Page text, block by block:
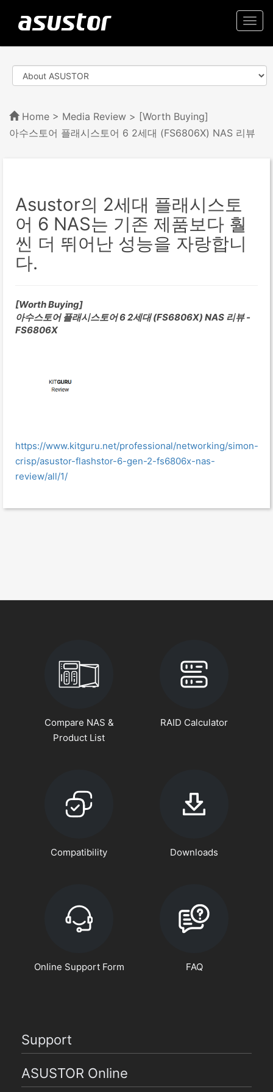
Home > Media Review > [Worth Buying]
아수스토어 플래시스토어 6 2세대 (FS6806X) NAS 리뷰
Asustor의 2세대 플래시스토
어 6 NAS는 기존 제품보다 훨
씬 더 뛰어난 성능을 자랑합니
다.
[Worth Buying]
아수스토어 플래시스토어 6 2세대 (FS6806X) NAS 리뷰 -
FS6806X
https://www.kitguru.net/professional/networking/simon-
crisp/asustor-flashstor-6-gen-2-fs6806x-nas-
review/all/1/
Compare NAS &
Product List
RAID Calculator
Compatibility Downloads
Online Support Form FAQ
Support
ASUSTOR Online